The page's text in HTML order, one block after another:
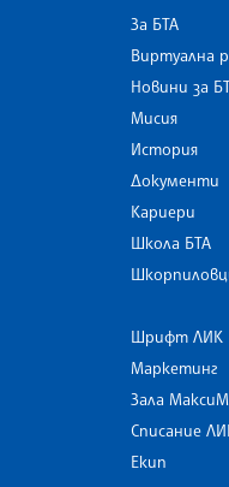
За БТА
Виртуална
Новини за
Мисия
История
Документи
Кариери
Школа БТА
Шрифт ЛИК
Маркетинг
Зала МаксиМ
Списание
Екип